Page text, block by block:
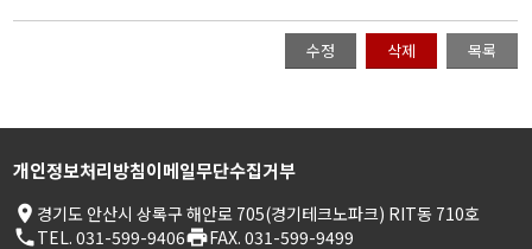
수정 삭제 목록
개인정보처리방침이메일무단수집거부
place 경기도 안산시 상록구 해안로 705(경기테크노파크) RIT동 710호
phoneTEL. 031-599-9406printFAX. 031-599-9499